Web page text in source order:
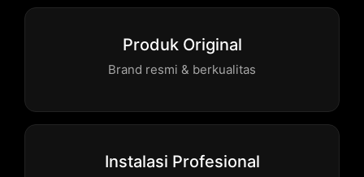
Produk Original
Brand resmi & berkualitas
Instalasi Profesional